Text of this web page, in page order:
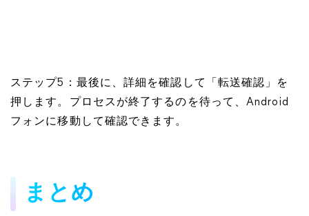
ステップ5：最後に、詳細を確認して「転送確認」を
押します。プロセスが終了するのを待って、Android
フォンに移動して確認できます。
まとめ